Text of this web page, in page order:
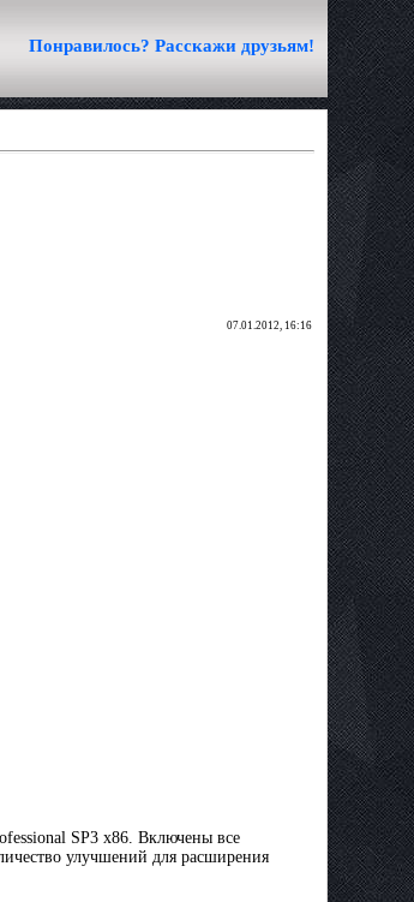
Понравилось? Расскажи друзьям!
07.01.2012, 16:16
SP3 x86. Включены все
улучшений для расширения